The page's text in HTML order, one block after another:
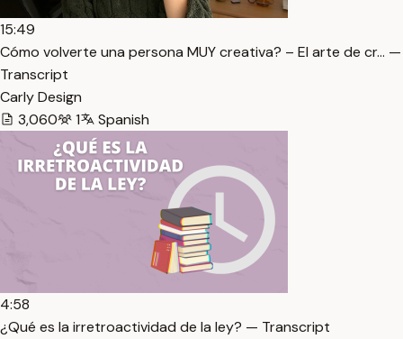
15:49
Cómo volverte una persona MUY creativa? – El arte de cr… —
Transcript
Carly Design
3,060
1 Spanish
4:58
¿Qué es la irretroactividad de la ley? — Transcript